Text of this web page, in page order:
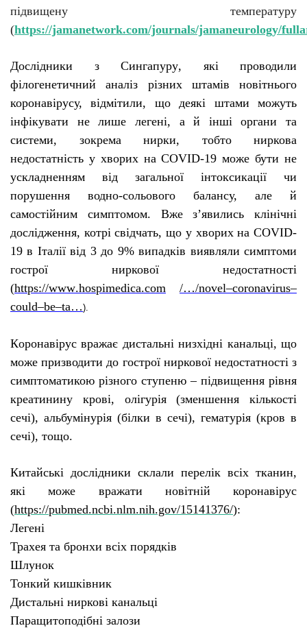
підвищену температуру
(https://jamanetwork.com/journals/jamaneurology/
Дослідники з Сингапуру, які проводили
філогенетичний аналіз різних штамів новітнього
коронавірусу, відмітили, що деякі штами можуть
інфікувати не лише легені, а й інші органи та
системи, зокрема нирки, тобто ниркова
недостатність у хворих на COVID-19 може бути не
ускладненням від загальної інтоксикації чи
порушення водно-сольового балансу, але й
самостійним симптомом. Вже з’явились клінічні
дослідження, котрі свідчать, що у хворих на COVID-
19 в Італії від 3 до 9% випадків виявляли симптоми
гострої ниркової недостатності
(https://www.hospimedica.com /…/novel–coronavirus–
could–be–ta…).
Коронавірус вражає дистальні низхідні канальці, що
може призводити до гострої ниркової недостатності з
симптоматикою різного ступеню – підвищення рівня
креатинину крові, олігурія (зменшення кількості
сечі), альбумінурія (білки в сечі), гематурія (кров в
сечі), тощо.
Китайські дослідники склали перелік всіх тканин,
які може вражати новітній коронавірус
(https://pubmed.ncbi.nlm.nih.gov/15141376/):
Легені
Трахея та бронхи всіх порядків
Шлунок
Тонкий кишківник
Дистальні ниркові канальці
Паращитоподібні залози